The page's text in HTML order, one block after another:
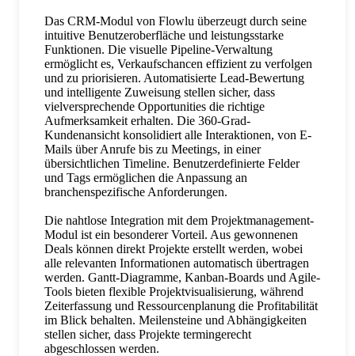
Das CRM-Modul von Flowlu überzeugt durch seine
intuitive Benutzeroberfläche und leistungsstarke
Funktionen. Die visuelle Pipeline-Verwaltung
ermöglicht es, Verkaufschancen effizient zu verfolgen
und zu priorisieren. Automatisierte Lead-Bewertung
und intelligente Zuweisung stellen sicher, dass
vielversprechende Opportunities die richtige
Aufmerksamkeit erhalten. Die 360-Grad-
Kundenansicht konsolidiert alle Interaktionen, von E-
Mails über Anrufe bis zu Meetings, in einer
übersichtlichen Timeline. Benutzerdefinierte Felder
und Tags ermöglichen die Anpassung an
branchenspezifische Anforderungen.
Die nahtlose Integration mit dem Projektmanagement-
Modul ist ein besonderer Vorteil. Aus gewonnenen
Deals können direkt Projekte erstellt werden, wobei
alle relevanten Informationen automatisch übertragen
werden. Gantt-Diagramme, Kanban-Boards und Agile-
Tools bieten flexible Projektvisualisierung, während
Zeiterfassung und Ressourcenplanung die Profitabilität
im Blick behalten. Meilensteine und Abhängigkeiten
stellen sicher, dass Projekte termingerecht
abgeschlossen werden.